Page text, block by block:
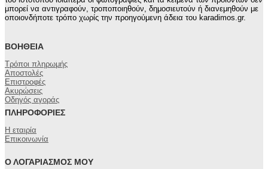
μπορεί να αντιγραφούν, τροποποιηθούν, δημοσιευτούν ή διανεμηθούν με
οποιονδήποτε τρόπο χωρίς την προηγούμενη άδεια του karadimos.gr.
ΒΟΉΘΕΙΑ
Τρόποι πληρωμής
Αποστολές
Επιστροφές
Ακυρώσεις
Οδηγός αγοράς
ΠΛΗΡΟΦΟΡΊΕΣ
Η εταιρία
Επικοινωνία
Ο ΛΟΓΑΡΙΑΣΜΌΣ ΜΟΥ